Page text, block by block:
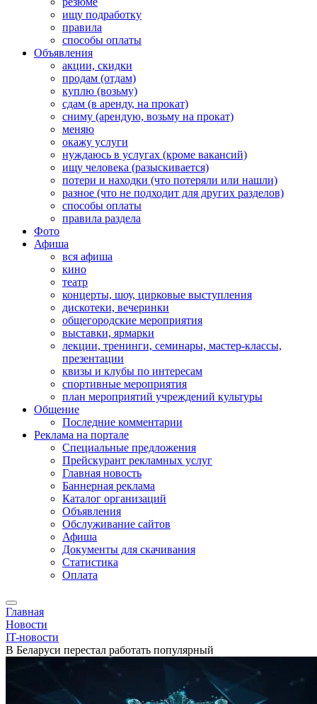
ищу подработку
правила
способы оплаты
Объявления
акции, скидки
продам (отдам)
куплю (возьму)
сдам (в аренду, на прокат)
сниму (арендую, возьму на прокат)
меняю
окажу услуги
нуждаюсь в услугах (кроме вакансий)
ищу человека (разыскивается)
потери и находки (что потеряли или нашли)
разное (что не подходит для других разделов)
способы оплаты
правила раздела
Фото
Афиша
вся афиша
кино
театр
концерты, шоу, цирковые выступления
дискотеки, вечеринки
общегородские мероприятия
выставки, ярмарки
лекции, тренинги, семинары, мастер-классы,
презентации
квизы и клубы по интересам
спортивные мероприятия
план мероприятий учреждений культуры
Общение
Последние комментарии
Реклама на портале
Специальные предложения
Прейскурант рекламных услуг
Главная новость
Баннерная реклама
Каталог организаций
Объявления
Обслуживание сайтов
Афиша
Документы для скачивания
Статистика
Оплата
Главная
Новости
IT-новости
В Беларуси перестал работать популярный